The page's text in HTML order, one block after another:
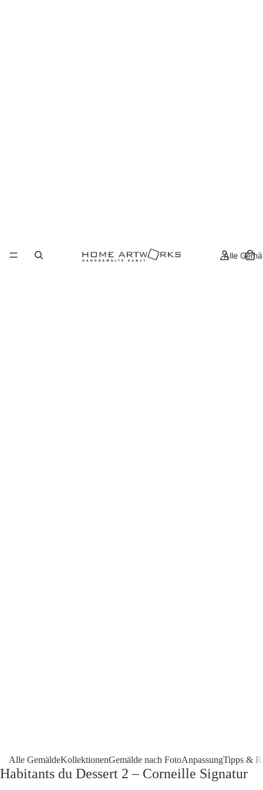
Alle
Alle GemäldeKollektionenGemälde nach FotoAnpassungTipps &
Habitants du Dessert 2 – Corneille Signatur